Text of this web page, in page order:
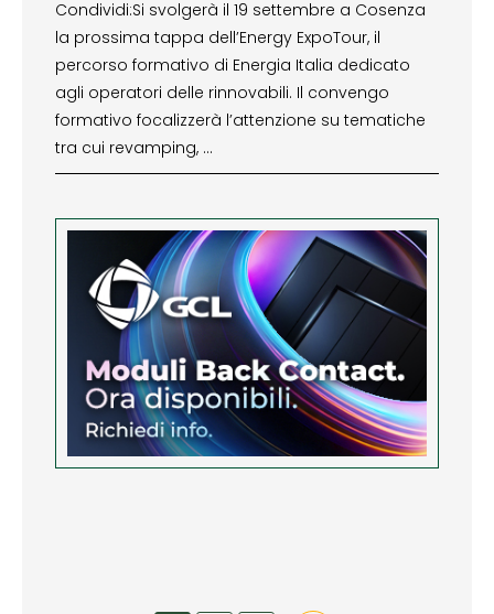
Condividi:Si svolgerà il 19 settembre a Cosenza
la prossima tappa dell’Energy ExpoTour, il
percorso formativo di Energia Italia dedicato
agli operatori delle rinnovabili. Il convengo
formativo focalizzerà l’attenzione su tematiche
tra cui revamping, …